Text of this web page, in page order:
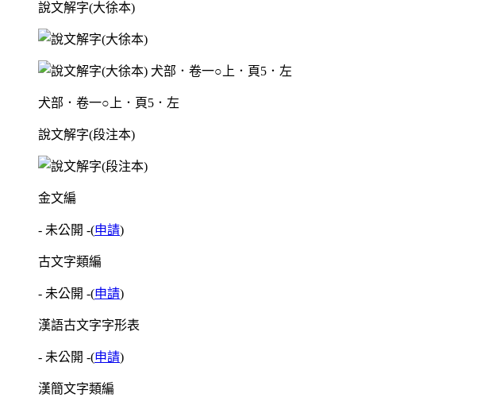
說文解字(大徐本)
犬部．卷一○上．頁5．左
說文解字(段注本)
金文編
- 未公開 -(申請)
古文字類編
- 未公開 -(申請)
漢語古文字字形表
- 未公開 -(申請)
漢簡文字類編